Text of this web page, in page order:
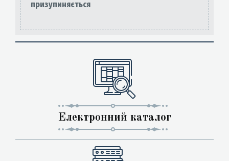
призупиняється
Електронний каталог